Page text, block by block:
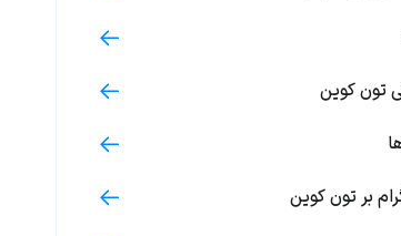
تون کوین
بر تون کوین